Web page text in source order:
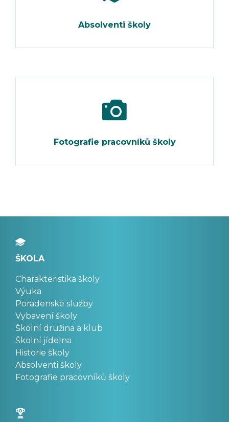
Absolventi školy
Fotografie pracovníků školy
ŠKOLA
Charakteristika školy
Výuka
Poradenské služby
Vybavení školy
Školní družina a klub
Školní jídelna
Historie školy
Absolventi školy
Fotografie pracovníků školy